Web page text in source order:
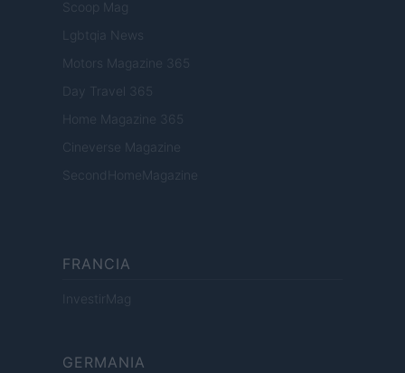
Scoop Mag
Lgbtqia News
Motors Magazine 365
Day Travel 365
Home Magazine 365
Cineverse Magazine
SecondHomeMagazine
FRANCIA
InvestirMag
GERMANIA